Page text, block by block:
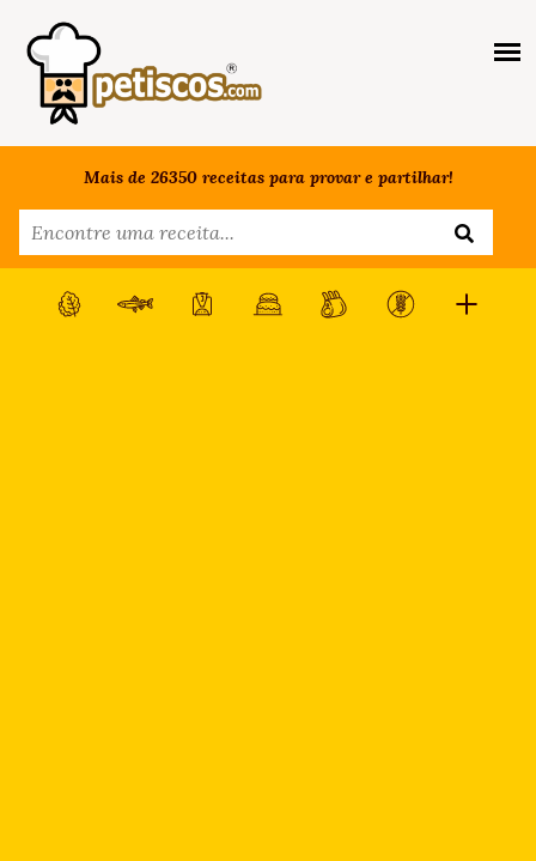
Mais de 26350 receitas para provar e partilhar!